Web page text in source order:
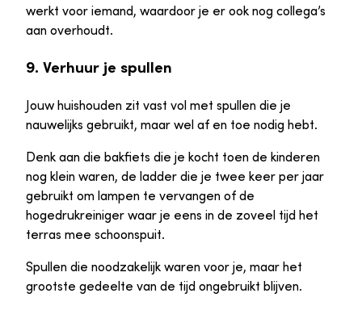
werkt voor iemand, waardoor je er ook nog collega’s
aan overhoudt.
9. Verhuur je spullen
Jouw huishouden zit vast vol met spullen die je
nauwelijks gebruikt, maar wel af en toe nodig hebt.
Denk aan die bakfiets die je kocht toen de kinderen
nog klein waren, de ladder die je twee keer per jaar
gebruikt om lampen te vervangen of de
hogedrukreiniger waar je eens in de zoveel tijd het
terras mee schoonspuit.
Spullen die noodzakelijk waren voor je, maar het
grootste gedeelte van de tijd ongebruikt blijven.